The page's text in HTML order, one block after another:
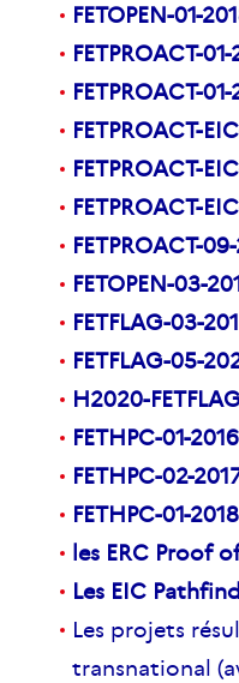
FETOPEN-01-
FETPROACT-
FETPROACT-
FETPROACT-
FETPROACT-
FETPROACT-
FETPROACT-
FETOPEN-03-
FETFLAG-03-
FETFLAG-05-
H2020-
FETHPC-01-2016
FETHPC-02-
FETHPC-01-2018
les ERC Proof
Les EIC
Les projets
transnational